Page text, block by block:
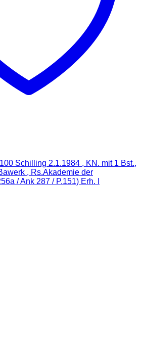
Schilling 2.1.1984 , KN. mit 1 Bst.,
, Rs.Akademie der
/ Ank 287 / P.151) Erh. I